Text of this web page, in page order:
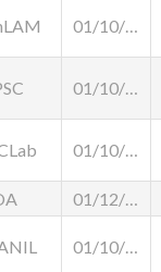
01/10/2025
01/10/2023
01/10/2024
01/12/2025
01/10/2025